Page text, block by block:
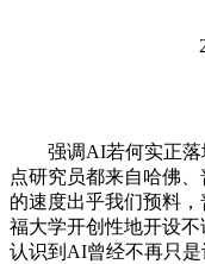
强调AI若何实正落
点研究员都来自哈佛
的速度出乎我们预料
福大学开创性地开设
认识到AI曾经不再只